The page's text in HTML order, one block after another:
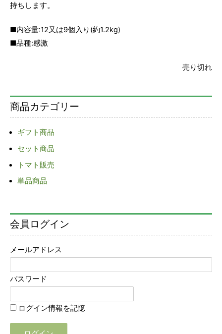
持ちします。
■内容量:12又は9個入り(約1.2kg)
■品種:感激
売り切れ
商品カテゴリー
ギフト商品
セット商品
トマト販売
単品商品
会員ログイン
メールアドレス
パスワード
ログイン情報を記憶